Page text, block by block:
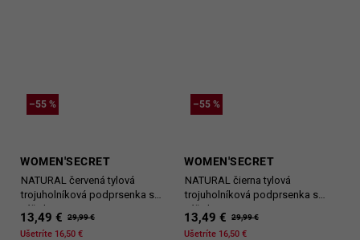
–55 %
WOMEN'SECRET
NATURAL červená tylová
trojuholníková podprsenka s
výšivkou
13,49 € 29,99 €
Ušetríte 16,50 €
–55 %
WOMEN'SECRET
NATURAL čierna tylová
trojuholníková podprsenka s
výšivkou
13,49 € 29,99 €
Ušetríte 16,50 €